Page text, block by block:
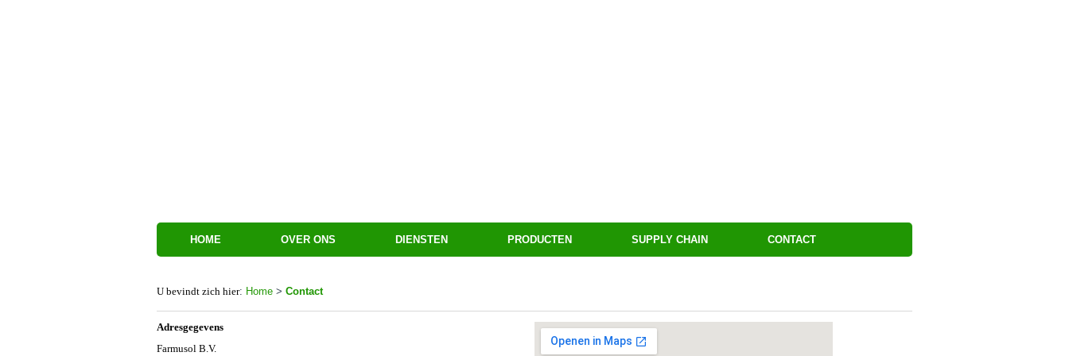
HOME OVER ONS DIENSTEN PRODUCTEN SUPPLY CHAIN CONTACT
U bevindt zich hier: Home > Contact
Adresgegevens
Farmusol B.V.